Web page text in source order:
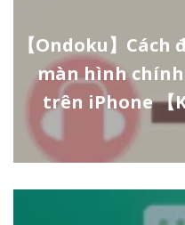
【Ondoku】
màn hình
trên iPhone 【